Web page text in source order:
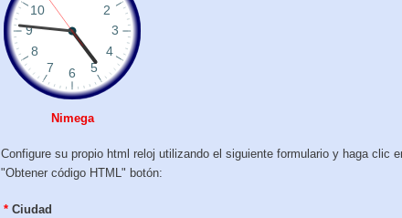
Nimega
Configure su propio html reloj utilizando el siguiente formulario y haga clic
"Obtener código HTML" botón:
* Ciudad